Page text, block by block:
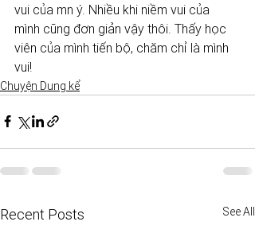
vui của mn ý. Nhiều khi niềm vui của
mình cũng đơn giản vậy thôi. Thấy học
viên của mình tiến bộ, chăm chỉ là mình
vui!
Chuyện Dung kể
Recent Posts See All